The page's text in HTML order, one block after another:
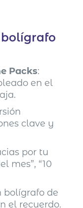
bolígrafo
Packs:
en el
clave y
por tu
mes”, “10
bolígrafo de
el recuerdo.